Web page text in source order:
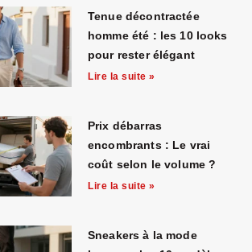
Tenue décontractée
homme été : les 10 looks
pour rester élégant
Lire la suite »
Prix débarras
encombrants : Le vrai
coût selon le volume ?
Lire la suite »
Sneakers à la mode